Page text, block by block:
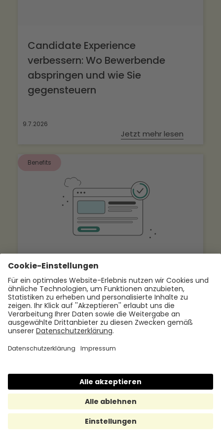
Candidate Experience
verbessern: Wo Bewerbende
abspringen und wie Sie
gegensteuern
9.7.2026
Jetzt mehr lesen
Benefits
Karriereseite optimieren: 12
Kriterien, die über Bewerbungen
entscheiden
Jetzt mehr lesen